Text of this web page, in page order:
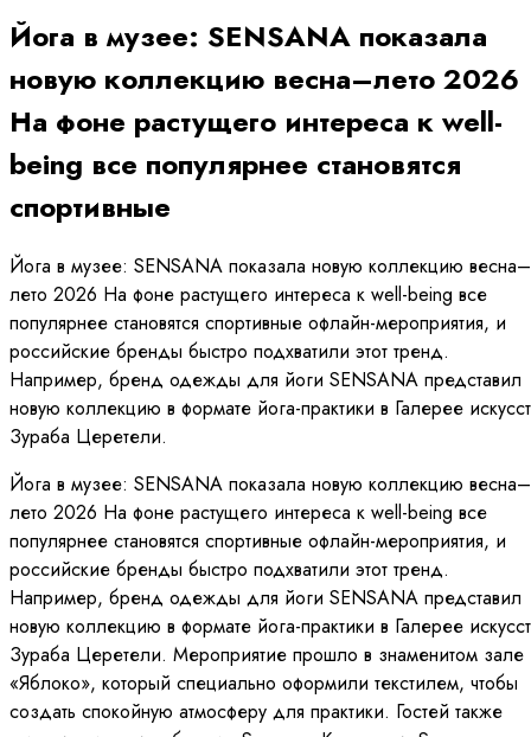
Йога в музее: SENSANA показала
новую коллекцию весна–лето 2026
На фоне растущего интереса к well-
being все популярнее становятся
спортивные
Йога в музее: SENSANA показала новую коллекцию весна–
лето 2026 На фоне растущего интереса к well-being все
популярнее становятся спортивные офлайн-мероприятия, и
российские бренды быстро подхватили этот тренд.
Например, бренд одежды для йоги SENSANA представил
новую коллекцию в формате йога-практики в Галерее
Зураба Церетели.
Йога в музее: SENSANA показала новую коллекцию весна–
лето 2026 На фоне растущего интереса к well-being все
популярнее становятся спортивные офлайн-мероприятия, и
российские бренды быстро подхватили этот тренд.
Например, бренд одежды для йоги SENSANA представил
новую коллекцию в формате йога-практики в Галерее
Зураба Церетели. Мероприятие прошло в знаменитом зале
«Яблоко», который специально оформили текстилем, чтобы
создать спокойную атмосферу для практики. Гостей также